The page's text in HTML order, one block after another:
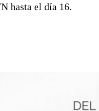
hasta el día 16.